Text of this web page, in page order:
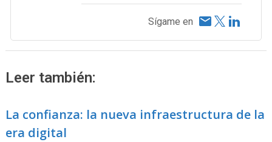
Sígame en
Leer también:
La confianza: la nueva infraestructura de la
era digital